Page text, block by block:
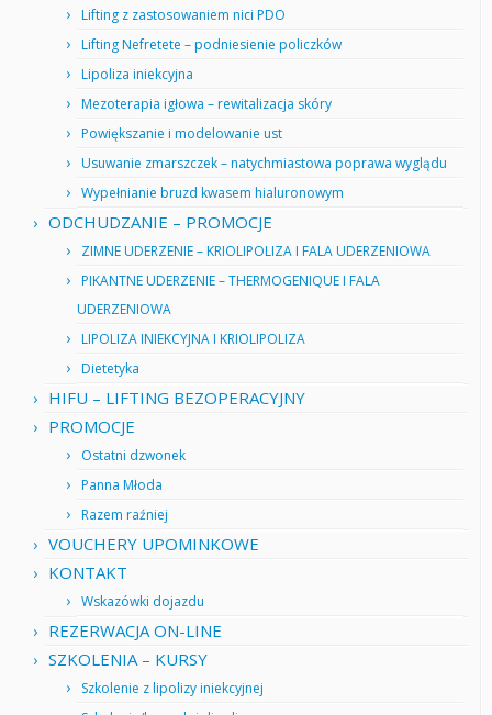
Lifting z zastosowaniem nici PDO
Lifting Nefretete – podniesienie policzków
Lipoliza iniekcyjna
Mezoterapia igłowa – rewitalizacja skóry
Powiększanie i modelowanie ust
Usuwanie zmarszczek – natychmiastowa poprawa wyglądu
Wypełnianie bruzd kwasem hialuronowym
ODCHUDZANIE – PROMOCJE
ZIMNE UDERZENIE – KRIOLIPOLIZA I FALA UDERZENIOWA
PIKANTNE UDERZENIE – THERMOGENIQUE I FALA
UDERZENIOWA
LIPOLIZA INIEKCYJNA I KRIOLIPOLIZA
Dietetyka
HIFU – LIFTING BEZOPERACYJNY
PROMOCJE
Ostatni dzwonek
Panna Młoda
Razem raźniej
VOUCHERY UPOMINKOWE
KONTAKT
Wskazówki dojazdu
REZERWACJA ON-LINE
SZKOLENIA – KURSY
Szkolenie z lipolizy iniekcyjnej